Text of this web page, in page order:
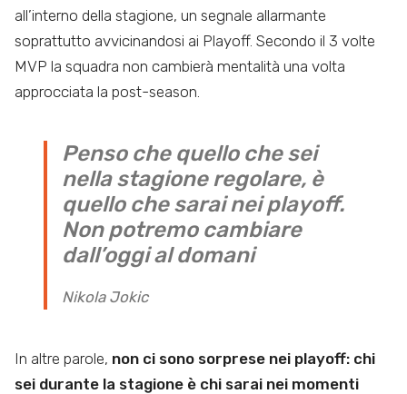
all’interno della stagione, un segnale allarmante
soprattutto avvicinandosi ai Playoff. Secondo il 3 volte
MVP la squadra non cambierà mentalità una volta
approcciata la post-season.
Penso che quello che sei
nella stagione regolare, è
quello che sarai nei playoff.
Non potremo cambiare
dall’oggi al domani
Nikola Jokic
In altre parole, non ci sono sorprese nei playoff: chi
sei durante la stagione è chi sarai nei momenti